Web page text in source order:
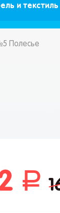
и текстиль
Полесье
руб.